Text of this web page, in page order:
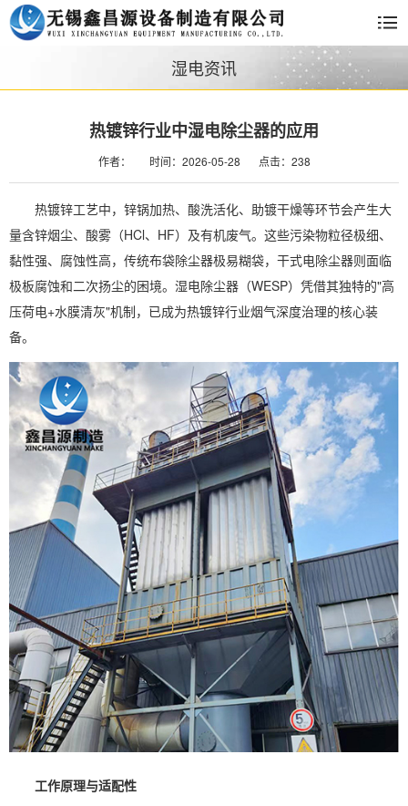
湿电资讯
热镀锌行业中湿电除尘器的应用
作者： 时间：2026-05-28 点击：238
热镀锌工艺中，锌锅加热、酸洗活化、助镀干燥等环节会产生大
量含锌烟尘、酸雾（HCl、HF）及有机废气。这些污染物粒径极细、
黏性强、腐蚀性高，传统布袋除尘器极易糊袋，干式电除尘器则面临
极板腐蚀和二次扬尘的困境。湿电除尘器（WESP）凭借其独特的"高
压荷电+水膜清灰"机制，已成为热镀锌行业烟气深度治理的核心装
备。
工作原理与适配性